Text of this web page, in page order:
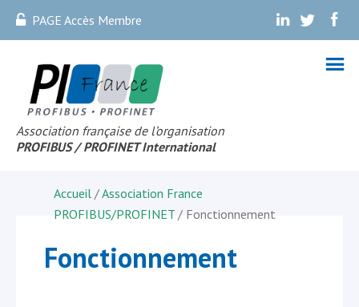
PAGE Accès Membre . . .
Association française de l’organisation
PROFIBUS / PROFINET International
Accueil /Association France
PROFIBUS/PROFINET / Fonctionnement
Fonctionnement